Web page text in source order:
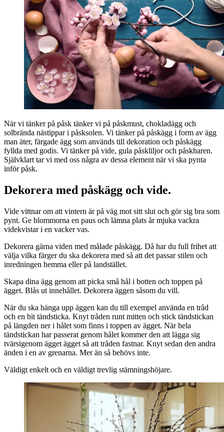
När vi tänker på påsk tänker vi på påskmust, chokladägg och
solbrända nästippar i påsksolen. Vi tänker på påskägg i form av ägg
man äter, färgade ägg som används till dekoration och påskägg
fyllda med godis. Vi tänker på vide, gula påskliljor och påskharen.
Självklart tar vi med oss några av dessa element när vi ska pynta
inför påsk.
Dekorera med påskägg och vide.
Vide vittnar om att vintern är på väg mot sitt slut och gör sig bra som
pynt. Ge blommorna en paus och lämna plats år mjuka vackra
videkvistar i en vacker vas.
Dekorera gärna viden med målade påskägg. Då har du full frihet att
välja vilka färger du ska dekorera med så att det passar stilen och
inredningen hemma eller på landstället.
Skapa dina ägg genom att picka små hål i botten och toppen på
ägget. Blås ut innehållet. Dekorera äggen såsom du vill.
När du ska hänga upp äggen kan du till exempel använda en tråd
och en bit tändsticka. Knyt tråden runt mitten och stick tändstickan
på längden ner i hålet som finns i toppen av ägget. När hela
tändstickan har passerat genom hålet kommer den att lägga sig
tvärsigenom ägget ägget så att tråden fastnar. Knyt sedan den andra
änden i en av grenarna. Mer än så behövs inte.
Väldigt enkelt och en väldigt trevlig stämningshöjare.